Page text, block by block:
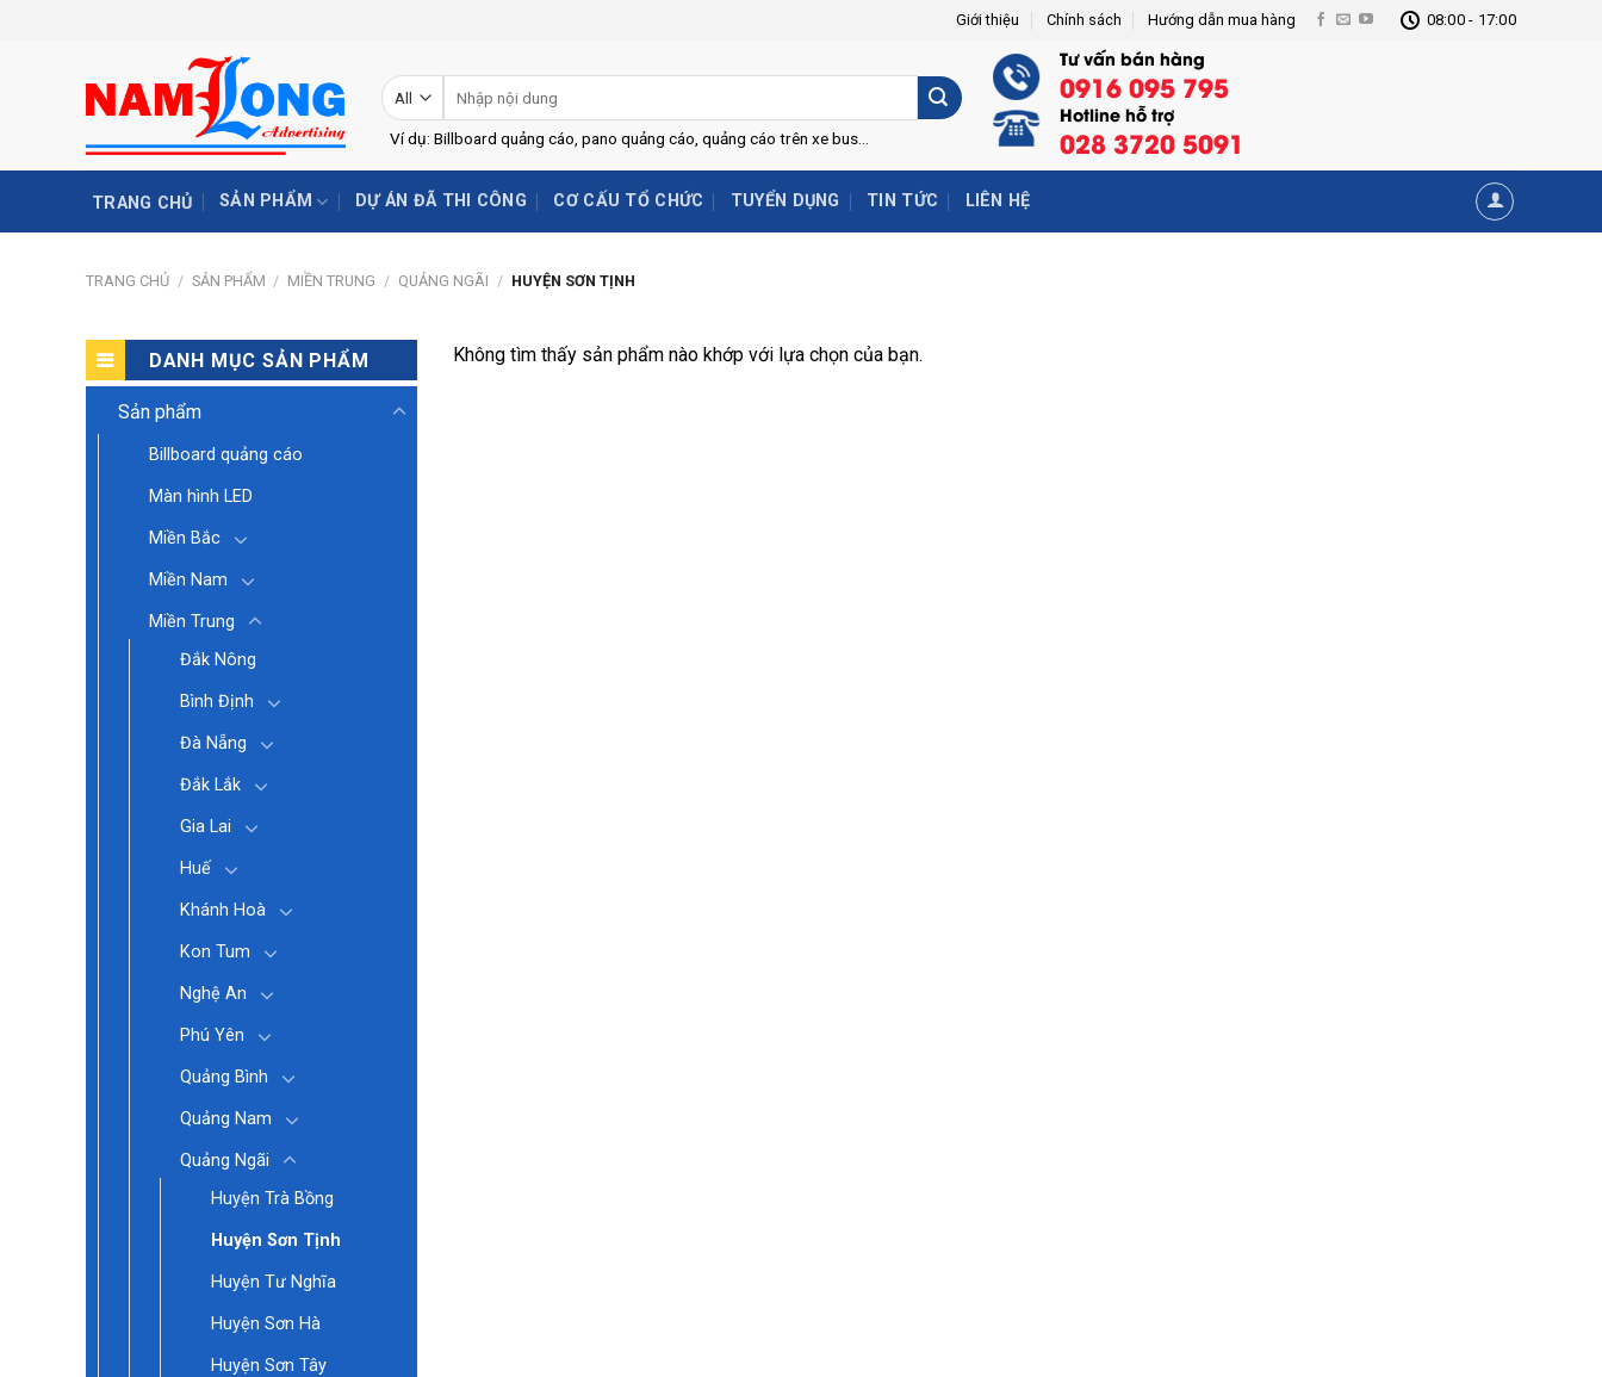
Giới thiệu Chính sách Hướng dẫn mua hàng 08:00 - 17:00
kiếm:
Ví dụ: Billboard quảng cáo, pano quảng cáo, quảng cáo trên xe bus...
Tư vấn bán hàng
0916 095 795
Hotline hỗ trợ
028 3720 5091
TRANG CHỦ SẢN PHẨM DỰ ÁN ĐÃ THI CÔNG CƠ CẤU TỔ CHỨC TUYỂN DỤNG TIN TỨC LIÊN HỆ
TRANG CHỦ / SẢN PHẨM / MIỀN TRUNG / QUẢNG NGÃI / HUYỆN SƠN TỊNH
DANH MỤC SẢN PHẨM
Sản phẩm
Billboard quảng cáo
Màn hình LED
Miền Bắc
Miền Nam
Miền Trung
Đắk Nông
Bình Định
Đà Nẵng
Đắk Lắk
Gia Lai
Huế
Khánh Hoà
Kon Tum
Nghệ An
Phú Yên
Quảng Bình
Quảng Nam
Quảng Ngãi
Huyện Trà Bồng
Huyện Sơn Tịnh
Huyện Tư Nghĩa
Huyện Sơn Hà
Huyện Sơn Tây
Không tìm thấy sản phẩm nào khớp với lựa chọn của bạn.